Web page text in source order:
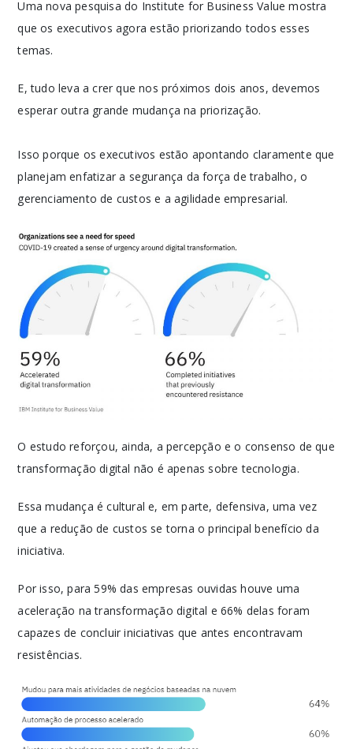
Uma nova pesquisa do Institute for Business Value mostra
que os executivos agora estão priorizando todos esses
temas.
E, tudo leva a crer que nos próximos dois anos, devemos
esperar outra grande mudança na priorização.
Isso porque os executivos estão apontando claramente que
planejam enfatizar a segurança da força de trabalho, o
gerenciamento de custos e a agilidade empresarial.
O estudo reforçou, ainda, a percepção e o consenso de que
transformação digital não é apenas sobre tecnologia.
Essa mudança é cultural e, em parte, defensiva, uma vez
que a redução de custos se torna o principal benefício da
iniciativa.
Por isso, para 59% das empresas ouvidas houve uma
aceleração na transformação digital e 66% delas foram
capazes de concluir iniciativas que antes encontravam
resistências.